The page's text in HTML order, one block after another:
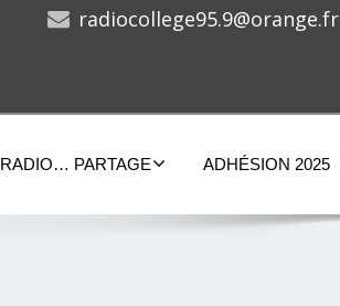
radiocollege95.9@orange.fr
RADIO… PARTAGE ADHÉSION 2025